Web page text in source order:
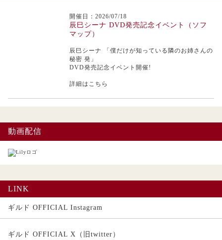
開催日：2026/07/18
辰巳シーナ DVD発売記念イベント（ソフ
マップ）
辰巳シーナ
「僕だけが知っている隣のお姉さんの
秘密 発」
DVD発売記念イベント開催!
詳細はこちら
動画配信
LINK
ギルド OFFICIAL Instagram
ギルド OFFICIAL X（旧twitter）